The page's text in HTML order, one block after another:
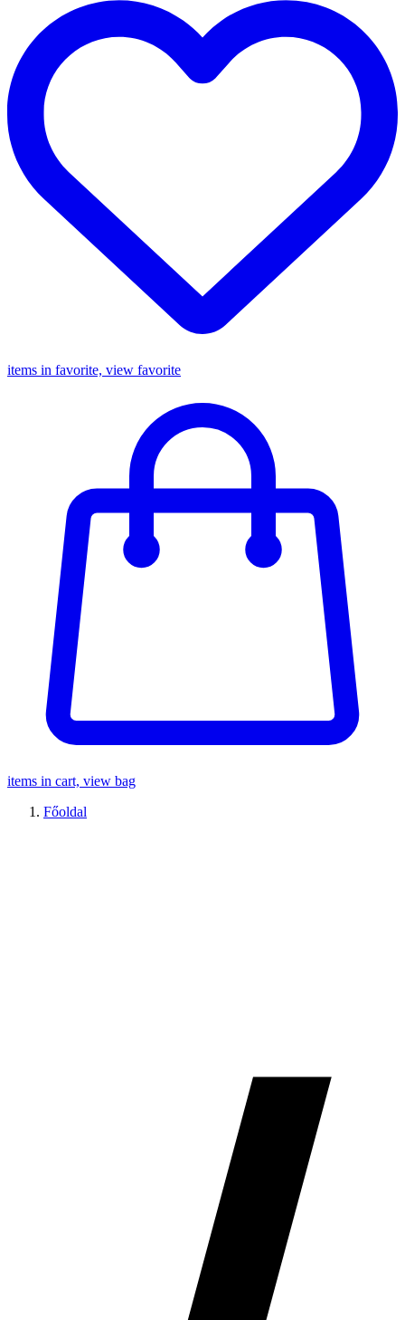
items in favorite, view favorite
items in cart, view bag
Főoldal